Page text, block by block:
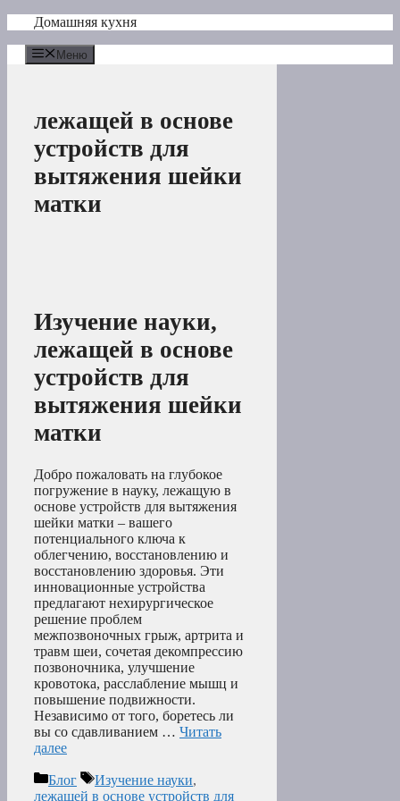
Перейти
содержимому
Домашняя кухня
Меню
лежащей в основе
устройств для
вытяжения шейки
матки
Изучение науки,
лежащей в основе
устройств для
вытяжения шейки
матки
Добро пожаловать на глубокое
погружение в науку, лежащую в
основе устройств для вытяжения
шейки матки – вашего
потенциального ключа к
облегчению, восстановлению и
восстановлению здоровья. Эти
инновационные устройства
предлагают нехирургическое
решение проблем
межпозвоночных грыж, артрита и
травм шеи, сочетая декомпрессию
позвоночника, улучшение
кровотока, расслабление мышц и
повышение подвижности.
Независимо от того, боретесь ли
вы со сдавливанием … Читать
далее
Рубрики
Блог Метки
Изучение науки,
лежащей в основе устройств для